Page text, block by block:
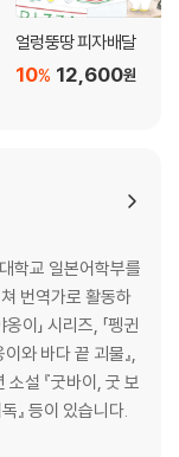
얼렁뚱땅 피자배달
12,600원
10%
학교 일본어학부를
번역가로 활동하
이」 시리즈, 「펭귄
와 바다 끝 괴물』,
소설 『굿바이, 굿 보
』 등이 있습니다.